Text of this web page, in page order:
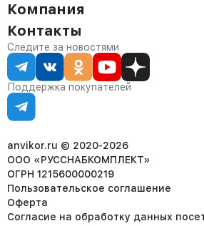
Доставка
Оплата
Сервис
Статус заказа
Статьи
Компания
О компании
Контакты
Партнёрам
Контакты
Отдел продаж:
8 (800) 234-22-62
corp@anvikor.ru
Ежедневно, с 7:00-19:00 (МСК)
Отдел рекламации:
8 (953) 455-25-61
Следите за новостями
Поддержка покупателей
anvikor.ru © 2020-2026
ООО «РУССНАБКОМПЛЕКТ»
ОГРН 1215600000219
Пользовательское соглашение
Оферта
Согласие на обработку данных